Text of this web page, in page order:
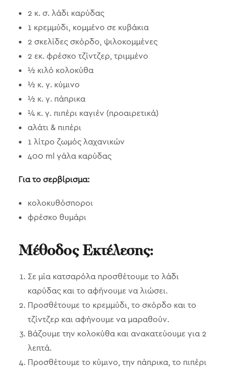
2 κ. σ. λάδι καρύδας
1 κρεμμύδι, κομμένο σε κυβάκια
2 σκελίδες σκόρδο, ψιλοκομμένες
2 εκ. φρέσκο τζίντζερ, τριμμένο
½ κιλό κολοκύθα
½ κ. γ. κύμινο
½ κ. γ. πάπρικα
¼ κ. γ. πιπέρι καγιέν (προαιρετικά)
αλάτι & πιπέρι
1 λίτρο ζωμός λαχανικών
400 ml γάλα καρύδας
Για το σερβίρισμα:
κολοκυθόσποροι
φρέσκο θυμάρι
Μέθοδος Εκτέλεσης:
Σε μία κατσαρόλα προσθέτουμε το λάδι
καρύδας και το αφήνουμε να λιώσει.
Προσθέτουμε το κρεμμύδι, το σκόρδο και το
τζίντζερ και αφήνουμε να μαραθούν.
Βάζουμε την κολοκύθα και ανακατεύουμε για 2
λεπτά.
Προσθέτουμε το κύμινο, την πάπρικα, το πιπέρι